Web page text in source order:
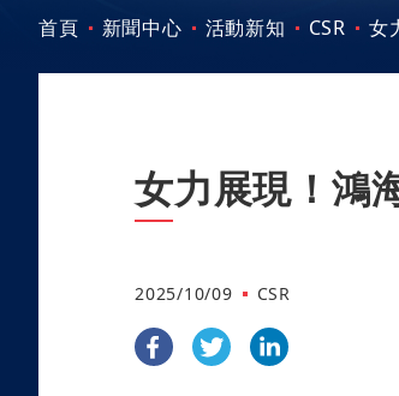
首頁 新聞中心 活動新知 CSR 女
女力展現！鴻
2025/10/09 CSR